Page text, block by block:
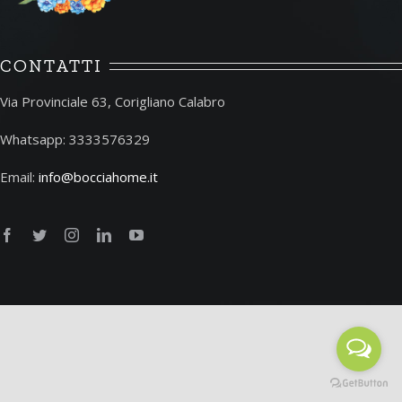
CONTATTI
Via Provinciale 63, Corigliano Calabro
Whatsapp: 3333576329
Email: info@bocciahome.it